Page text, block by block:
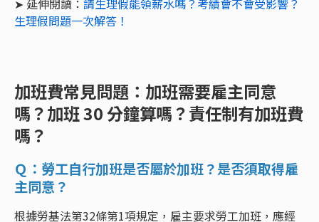
➤ 延伸閱讀： 請生理假能領薪水嗎？考績會不會受影響？
生理假問題一次解答！
加班費常見問題：加班需要雇主同意
嗎？加班 30 分鐘算嗎？責任制有加班費
嗎？
Ｑ：勞工自行加班是否屬於加班？是否須取得雇
主同意？
根據勞基法第32條第1項規定，雇主要求勞工加班，應經